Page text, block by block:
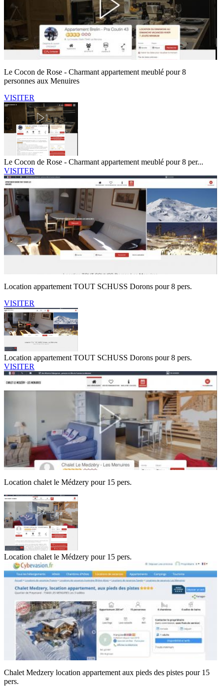
Le Cocon de Rose - Charmant appartement meublé pour 8
personnes aux Menuires
VISITER
Le Cocon de Rose - Charmant appartement meublé pour 8 per...
VISITER
Location appartement TOUT SCHUSS Dorons pour 8 pers.
VISITER
Location appartement TOUT SCHUSS Dorons pour 8 pers.
VISITER
Location chalet le Médzery pour 15 pers.
Location chalet le Médzery pour 15 pers.
Chalet Medzery location appartement aux pieds des pistes pour 15
pers.